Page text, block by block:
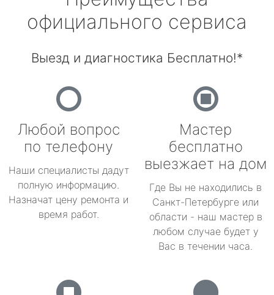
официального сервиса
Выезд и диагностика Бесплатно!*
Любой вопрос
по телефону
Наши специалисты дадут
полную информацию.
Назначат цену ремонта и
время работ.
Мастер
бесплатно
выезжает на дом
Где Вы не находились в
Санкт-Петербурге или
области - наш мастер в
любом случае будет у
Вас в течении часа.